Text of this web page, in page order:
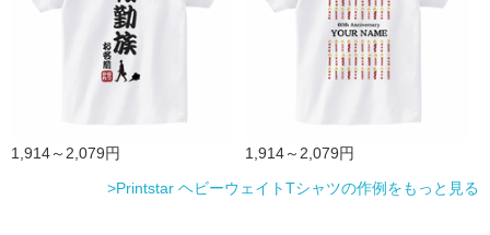
1,914～2,079円
1,914～2,079円
>Printstar ヘビーウェイトTシャツの作例をもっと見る